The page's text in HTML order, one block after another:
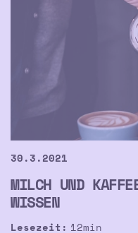
30.3.2021
MILCH UND
WISSEN
Lesezeit: 12min